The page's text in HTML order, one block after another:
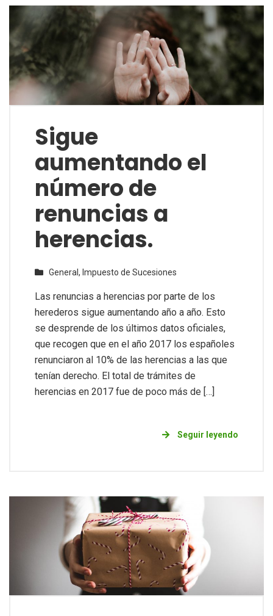
Sigue
aumentando el
número de
renuncias a
herencias.
General, Impuesto de Sucesiones
Las renuncias a herencias por parte de los
herederos sigue aumentando año a año. Esto
se desprende de los últimos datos oficiales,
que recogen que en el año 2017 los españoles
renunciaron al 10% de las herencias a las que
tenían derecho. El total de trámites de
herencias en 2017 fue de poco más de […]
Seguir leyendo